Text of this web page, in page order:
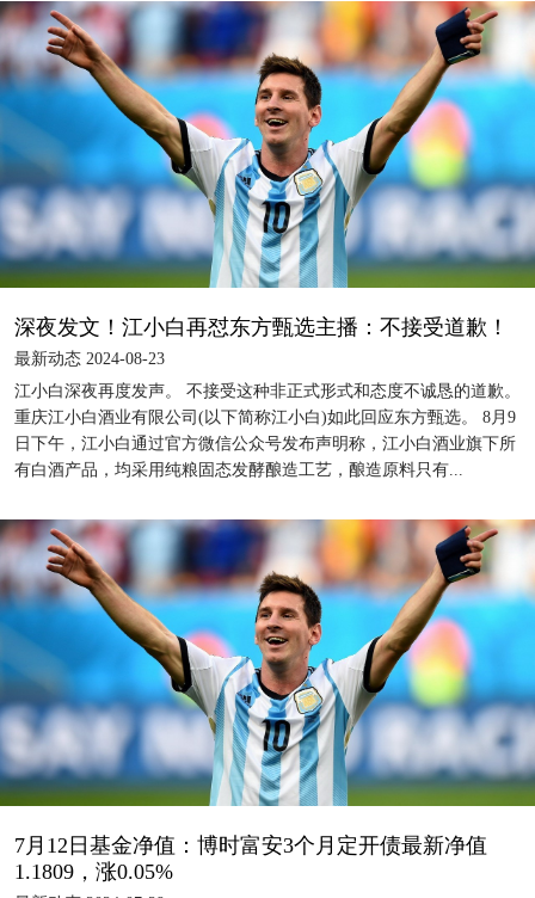
深夜发文！江小白再怼东方甄选主播：不接受道歉！
最新动态 2024-08-23
江小白深夜再度发声。 不接受这种非正式形式和态度不诚恳的道歉。
重庆江小白酒业有限公司(以下简称江小白)如此回应东方甄选。 8月9
日下午，江小白通过官方微信公众号发布声明称，江小白酒业旗下所
有白酒产品，均采用纯粮固态发酵酿造工艺，酿造原料只有...
7月12日基金净值：博时富安3个月定开债最新净值
1.1809，涨0.05%